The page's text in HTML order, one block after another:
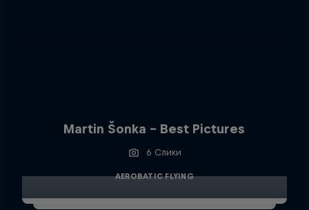
Martin Šonka - Best Pictures
6 Слики
AEROBATIC FLYING